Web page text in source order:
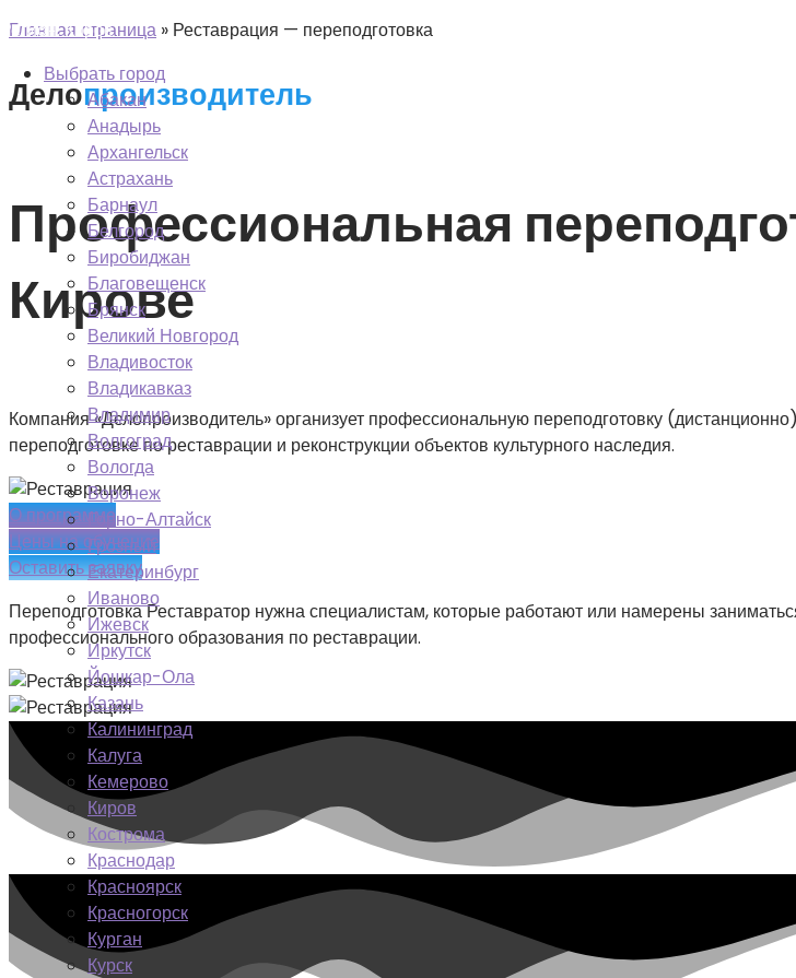
Перейти
содержимому
Регион: Киров
Выбрать город
Абакан
Анадырь
Архангельск
Астрахань
Барнаул
Белгород
Биробиджан
Благовещенск
Брянск
Великий Новгород
Владивосток
Владикавказ
Владимир
Волгоград
Вологда
Воронеж
Горно-Алтайск
Грозный
Екатеринбург
Иваново
Ижевск
Иркутск
Йошкар-Ола
Казань
Калининград
Калуга
Кемерово
Киров
Кострома
Краснодар
Красноярск
Красногорск
Курган
Курск
Главная страница » Реставрация — переподготовка
Делопроизводитель
Профессиональная
Кирове
Компания «Делопроизводитель» организует профессиональную переподготовку
переподготовке по реставрации и реконструкции объектов культурного наследия.
О программе
Цены на обучение
Оставить заявку
Переподготовка Реставратор нужна специалистам, которые работают или намерены
профессионального образования по реставрации.